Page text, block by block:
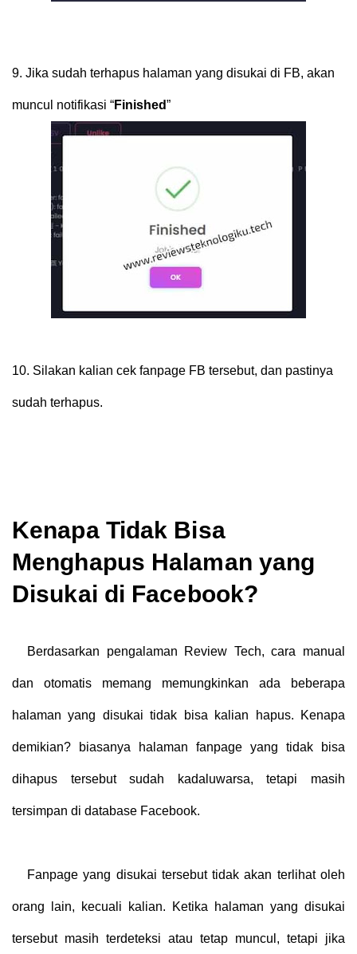
9. Jika sudah terhapus halaman yang disukai di FB, akan
muncul notifikasi “Finished”
10. Silakan kalian cek fanpage FB tersebut, dan pastinya
sudah terhapus.
Kenapa Tidak Bisa
Menghapus Halaman yang
Disukai di Facebook?
Berdasarkan pengalaman Review Tech, cara manual
dan otomatis memang memungkinkan ada beberapa
halaman yang disukai tidak bisa kalian hapus. Kenapa
demikian? biasanya halaman fanpage yang tidak bisa
dihapus tersebut sudah kadaluwarsa, tetapi masih
tersimpan di database Facebook.
Fanpage yang disukai tersebut tidak akan terlihat oleh
orang lain, kecuali kalian. Ketika halaman yang disukai
tersebut masih terdeteksi atau tetap muncul, tetapi jika